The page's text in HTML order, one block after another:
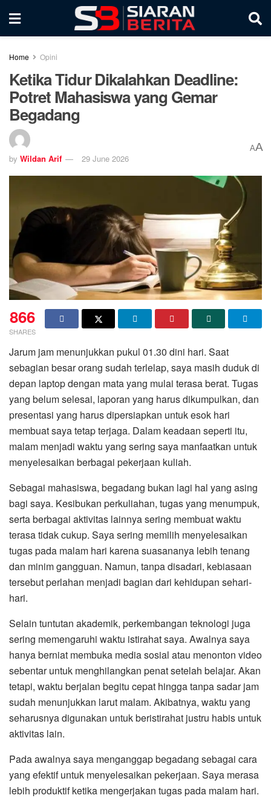
Home Opini
Ketika Tidur Dikalahkan Deadline:
Potret Mahasiswa yang Gemar
Begadang
by Wildan Arif 29 June 2026
AA
866
SHARES
Jarum jam menunjukkan pukul 01.30 dini hari. Saat
sebagian besar orang sudah terlelap, saya masih duduk di
depan laptop dengan mata yang mulai terasa berat. Tugas
yang belum selesai, laporan yang harus dikumpulkan, dan
presentasi yang harus dipersiapkan untuk esok hari
membuat saya tetap terjaga. Dalam keadaan seperti itu,
malam menjadi waktu yang sering saya manfaatkan untuk
menyelesaikan berbagai pekerjaan kuliah.
Sebagai mahasiswa, begadang bukan lagi hal yang asing
bagi saya. Kesibukan perkuliahan, tugas yang menumpuk,
serta berbagai aktivitas lainnya sering membuat waktu
terasa tidak cukup. Saya sering memilih menyelesaikan
tugas pada malam hari karena suasananya lebih tenang
dan minim gangguan. Namun, tanpa disadari, kebiasaan
tersebut perlahan menjadi bagian dari kehidupan sehari-
hari.
Selain tuntutan akademik, perkembangan teknologi juga
sering memengaruhi waktu istirahat saya. Awalnya saya
hanya berniat membuka media sosial atau menonton video
sebentar untuk menghilangkan penat setelah belajar. Akan
tetapi, waktu berjalan begitu cepat hingga tanpa sadar jam
sudah menunjukkan larut malam. Akibatnya, waktu yang
seharusnya digunakan untuk beristirahat justru habis untuk
aktivitas lain.
Pada awalnya saya menganggap begadang sebagai cara
yang efektif untuk menyelesaikan pekerjaan. Saya merasa
lebih produktif ketika mengerjakan tugas pada malam hari.